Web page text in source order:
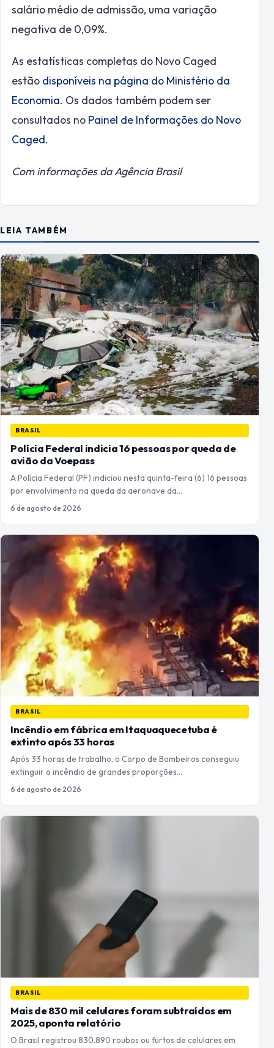
salário médio de admissão, uma variação
negativa de 0,09%.
As estatísticas completas do Novo Caged
estão disponíveis na página do Ministério da
Economia. Os dados também podem ser
consultados no Painel de Informações do Novo
Caged.
Com informações da Agência Brasil
LEIA TAMBÉM
BRASIL
Polícia Federal indicia 16 pessoas por queda de
avião da Voepass
A Polícia Federal (PF) indiciou nesta quinta-feira (6) 16 pessoas
por envolvimento na queda da aeronave da…
6 de agosto de 2026
BRASIL
Incêndio em fábrica em Itaquaquecetuba é
extinto após 33 horas
Após 33 horas de trabalho, o Corpo de Bombeiros conseguiu
extinguir o incêndio de grandes proporções…
6 de agosto de 2026
BRASIL
Mais de 830 mil celulares foram subtraídos em
2025, aponta relatório
O Brasil registrou 830.890 roubos ou furtos de celulares em